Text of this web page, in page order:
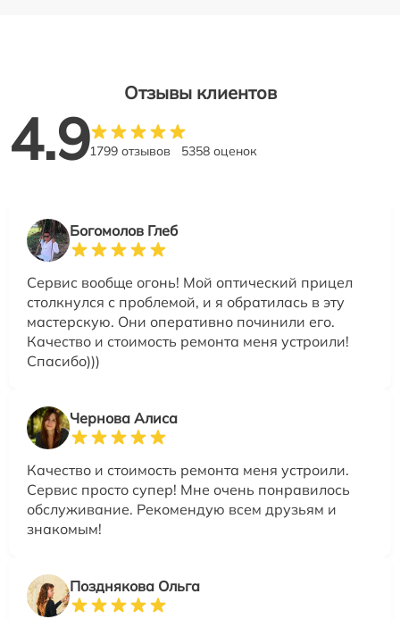
Отзывы клиентов
4.91799 отзывов 5358 оценок
Богомолов Глеб
Сервис вообще огонь! Мой оптический прицел
столкнулся с проблемой, и я обратилась в эту
мастерскую. Они оперативно починили его.
Качество и стоимость ремонта меня устроили!
Спасибо)))
Чернова Алиса
Качество и стоимость ремонта меня устроили.
Сервис просто супер! Мне очень понравилось
обслуживание. Рекомендую всем друзьям и
знакомым!
Позднякова Ольга